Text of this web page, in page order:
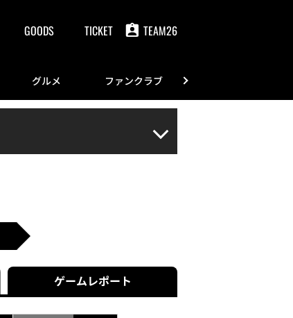
GOODS TICKET TEAM26
グルメ ファンクラブ
ゲームレポート